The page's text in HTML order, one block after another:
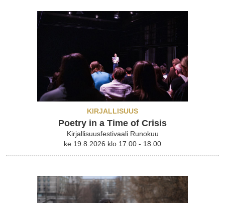
KIRJALLISUUS
Poetry in a Time of Crisis
Kirjallisuusfestivaali Runokuu
ke 19.8.2026 klo 17.00 - 18.00